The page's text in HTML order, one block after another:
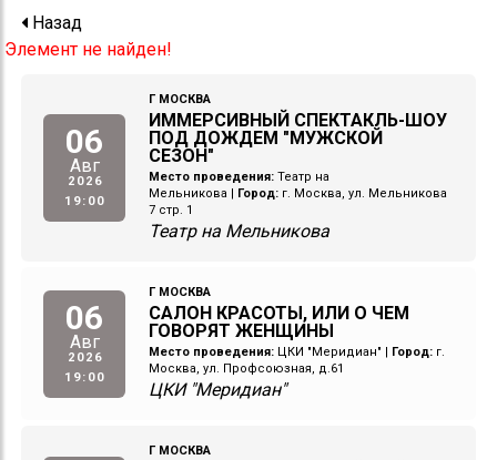
Назад
Элемент не найден!
06
Авг
2026
19:00
Г МОСКВА
ИММЕРСИВНЫЙ СПЕКТАКЛЬ-ШОУ
ПОД ДОЖДЕМ "МУЖСКОЙ
СЕЗОН"
Место проведения: Театр на
Мельникова
Город: г. Москва, ул. Мельникова
7 стр. 1
Театр на Мельникова
06
Авг
2026
19:00
Г МОСКВА
САЛОН КРАСОТЫ, ИЛИ О ЧЕМ
ГОВОРЯТ ЖЕНЩИНЫ
Место проведения: ЦКИ "Меридиан" Город: г.
Москва, ул. Профсоюзная, д.61
ЦКИ "Меридиан"
Г МОСКВА